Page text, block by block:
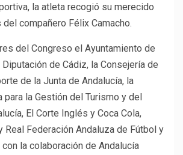
la atleta recogió su merecido
compañero Félix Camacho.
del Congreso el Ayuntamiento de
Diputación de Cádiz, la Consejería de
de la Junta de Andalucía, la
para la Gestión del Turismo y del
El Corte Inglés y Coca Cola,
Real Federación Andaluza de Fútbol y
la colaboración de Andalucía